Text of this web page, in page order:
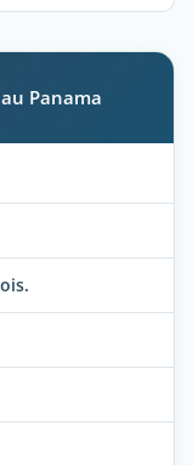
Panama